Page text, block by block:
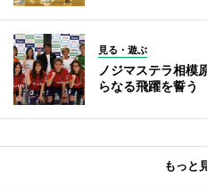
見る・遊ぶ
ノジマステラ相模
らなる飛躍を誓う
もっと